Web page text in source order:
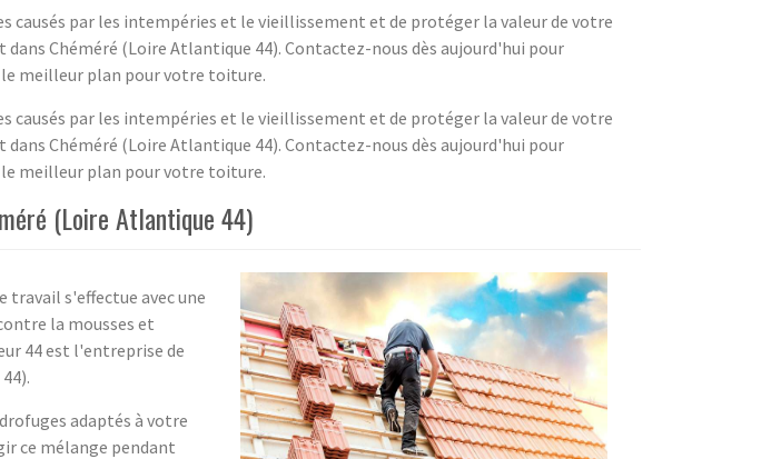
par les intempéries et le vieillissement et de protéger la valeur de votre
Chéméré (Loire Atlantique 44). Contactez-nous dès aujourd'hui pour
meilleur plan pour votre toiture.
par les intempéries et le vieillissement et de protéger la valeur de votre
Chéméré (Loire Atlantique 44). Contactez-nous dès aujourd'hui pour
meilleur plan pour votre toiture.
(Loire Atlantique 44)
s'effectue avec une
la mousses et
44 est l'entreprise de
adaptés à votre
ce mélange pendant